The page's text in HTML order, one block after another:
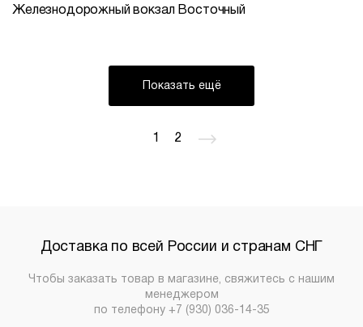
Железнодорожный вокзал Восточный
Показать ещё
1 2
Доставка по всей России и странам СНГ
Чтобы заказать товар в магазине, свяжитесь с нашим
менеджером
по телефону +7 (930) 036-14-35